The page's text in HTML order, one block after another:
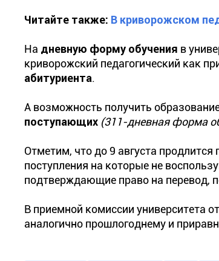
Читайте также: В криворожском
На дневную форму обучения в
криворожский педагогический как
абитуриента.
А возможность получить
поступающих (311-дневная форма
Отметим, что до 9 августа
поступления на которые не
подтверждающие право на перевод,
В приемной комиссии университета
аналогично прошлогоднему и